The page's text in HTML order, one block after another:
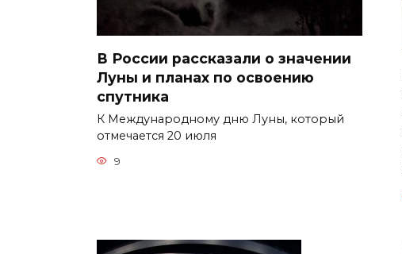
В России рассказали о значении
Луны и планах по освоению
спутника
К Международному дню Луны, который
отмечается 20 июля
9